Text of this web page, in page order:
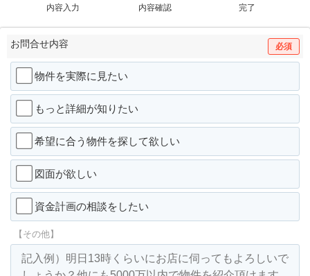
内容入力
内容確認
完了
お問合せ内容 必須
物件を実際に見たい
もっと詳細が知りたい
希望に合う物件を探して欲しい
図面が欲しい
資金計画の相談をしたい
【その他】